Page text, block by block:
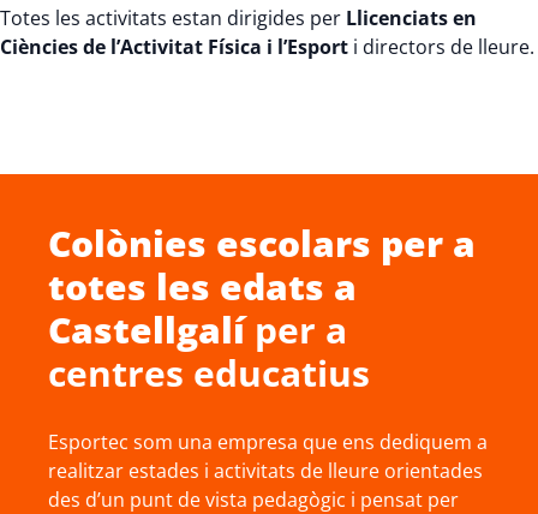
Totes les activitats estan dirigides per Llicenciats en
Ciències de l’Activitat Física i l’Esport i directors de lleure.
Colònies escolars per a
totes les edats a
Castellgalíper a
centres educatius
Esportec som una empresa que ens dediquem a
realitzar estades i activitats de lleure orientades
des d’un punt de vista pedagògic i pensat per